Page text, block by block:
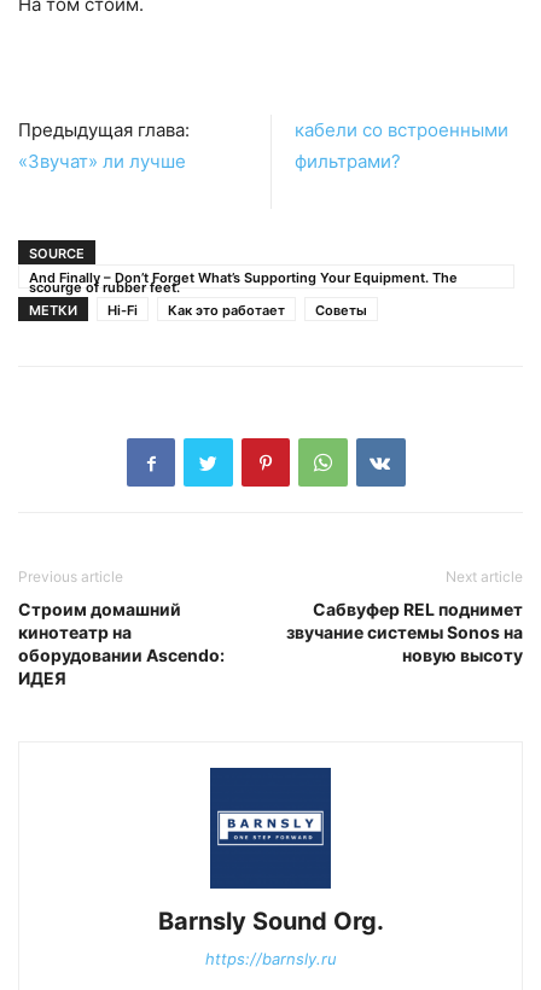
Предыдущая глава:
«Звучат» ли лучше
кабели со встроенными
фильтрами?
SOURCE
And Finally – Don’t Forget What’s Supporting Your Equipment. The
scourge of rubber feet.
МЕТКИ
Hi-Fi Как это работает Советы
Previous article
Строим домашний
кинотеатр на
оборудовании Ascendo:
ИДЕЯ
Next article
Сабвуфер REL поднимет
звучание системы Sonos на
новую высоту
Barnsly Sound Org.
https://barnsly.ru